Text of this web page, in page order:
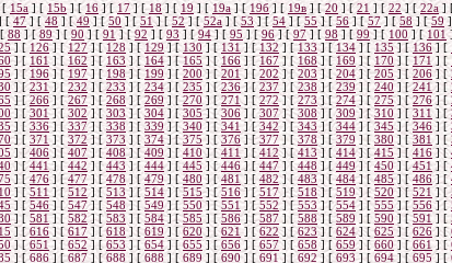
[15a ] [ 15b ] [16] [ 17] [18] [ 19 ] [19а ] [19б] [ 19в] [20 ] [21 ] [ 22] [22a ]
[ 47 ] [48 ] [49] [50] [ 51] [ 52] [52а ] [53] [54] [ 55] [ 56] [57] [ 58 ] [59]
[88 ] [89] [ 90 ] [ 91 ] [92 ] [ 93] [94] [ 95 ] [96] [97 ] [ 98 ] [99] [ 100 ] [101
] [ 126] [127] [128] [ 129 ] [ 130 ] [ 131 ] [132] [133] [134 ] [ 135] [ 136] [
] [ 161 ] [ 162 ] [ 163 ] [ 164] [165 ] [166 ] [167] [ 168] [ 169 ] [ 170 ] [171 ] [
] [196] [ 197] [ 198] [ 199 ] [ 200] [201] [ 202] [203 ] [204] [205 ] [ 206 ] [
] [231] [ 232 ] [233 ] [ 234] [ 235 ] [236] [ 237 ] [238 ] [ 239] [ 240 ] [241] [
] [266 ] [267 ] [268] [269] [270 ] [271] [ 272] [ 273 ] [274] [275] [276] [
] [301] [ 302] [ 303] [304 ] [305] [306] [ 307 ] [308] [309] [310 ] [ 311 ] [
] [ 336] [337] [ 338 ] [ 339 ] [ 340 ] [ 341 ] [342] [343 ] [344] [345] [ 346] [
] [ 371 ] [ 372] [ 373 ] [ 374] [375 ] [ 376] [377] [ 378 ] [379 ] [ 380 ] [381 ] [
] [406] [407] [408] [409 ] [ 410] [411] [ 412] [413] [ 414] [415] [ 416] [
] [441] [ 442 ] [443 ] [ 444] [ 445 ] [446] [ 447 ] [448 ] [ 449] [ 450 ] [451] [
] [476 ] [477] [ 478] [479] [480] [481] [ 482] [ 483 ] [484] [485] [486 ] [
] [511] [ 512] [ 513] [ 514] [515] [516] [ 517] [518] [519] [520 ] [ 521 ] [
] [546] [ 547] [ 548] [ 549 ] [ 550] [ 551 ] [ 552 ] [553 ] [554] [555 ] [ 556] [
] [ 581 ] [ 582] [ 583 ] [ 584] [585] [ 586] [587 ] [ 588] [589 ] [ 590 ] [591 ] [
] [616] [617 ] [618] [619 ] [620] [621] [622] [623] [ 624] [625] [ 626] [
] [651 ] [652] [653 ] [ 654 ] [ 655] [656 ] [657 ] [ 658 ] [659] [ 660] [ 661 ] [
] [ 686 ] [687 ] [688 ] [688 ] [ 689 ] [690] [ 691 ] [ 692 ] [693 ] [ 694] [695] [